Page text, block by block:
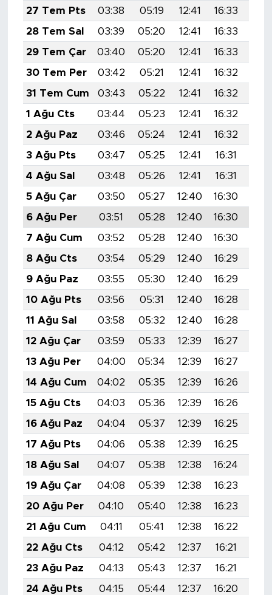
27 Tem Pts
03:38 05:19 12:41 16:33
28 Tem Sal
03:39 05:20 12:41 16:33
29 Tem Çar
03:40 05:20 12:41 16:33
30 Tem Per
03:42 05:21 12:41 16:32
31 Tem Cum
03:43 05:22 12:41 16:32
1 Ağu Cts
03:44 05:23 12:41 16:32
2 Ağu Paz
03:46 05:24 12:41 16:32
3 Ağu Pts
03:47 05:25 12:41 16:31
4 Ağu Sal
03:48 05:26 12:41 16:31
5 Ağu Çar
03:50 05:27 12:40 16:30
6 Ağu Per
03:51 05:28 12:40 16:30
7 Ağu Cum
03:52 05:28 12:40 16:30
8 Ağu Cts
03:54 05:29 12:40 16:29
9 Ağu Paz
03:55 05:30 12:40 16:29
10 Ağu Pts
03:56 05:31 12:40 16:28
11 Ağu Sal
03:58 05:32 12:40 16:28
12 Ağu Çar
03:59 05:33 12:39 16:27
13 Ağu Per
04:00 05:34 12:39 16:27
14 Ağu Cum
04:02 05:35 12:39 16:26
15 Ağu Cts
04:03 05:36 12:39 16:26
16 Ağu Paz
04:04 05:37 12:39 16:25
17 Ağu Pts
04:06 05:38 12:39 16:25
18 Ağu Sal
04:07 05:38 12:38 16:24
19 Ağu Çar
04:08 05:39 12:38 16:23
20 Ağu Per
04:10 05:40 12:38 16:23
21 Ağu Cum
04:11 05:41 12:38 16:22
22 Ağu Cts
04:12 05:42 12:37 16:21
23 Ağu Paz
04:13 05:43 12:37 16:21
24 Ağu Pts
04:15 05:44 12:37 16:20